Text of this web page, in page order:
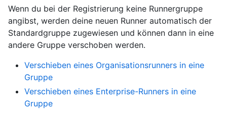
Wenn du bei der Registrierung keine Runnergruppe
angibst, werden deine neuen Runner automatisch der
Standardgruppe zugewiesen und können dann in eine
andere Gruppe verschoben werden.
Verschieben eines Organisationsrunners in eine
Gruppe
Verschieben eines Enterprise-Runners in eine
Gruppe